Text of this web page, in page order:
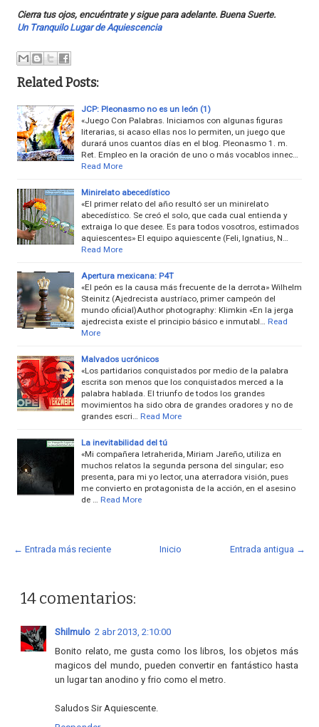
Cierra tus ojos, encuéntrate y sigue para adelante. Buena Suerte.
Un Tranquilo Lugar de Aquiescencia
Related Posts:
JCP: Pleonasmo no es un león (1)
«Juego Con Palabras. Iniciamos con algunas figuras
literarias, si acaso ellas nos lo permiten, un juego que
durará unos cuantos días en el blog. Pleonasmo 1. m.
Ret. Empleo en la oración de uno o más vocablos innec…
Read More
Minirelato abecedístico
«El primer relato del año resultó ser un minirelato
abecedístico. Se creó el solo, que cada cual entienda y
extraiga lo que desee. Es para todos vosotros, estimados
aquiescentes» El equipo aquiescente (Feli, Ignatius, N…
Read More
Apertura mexicana: P4T
«El peón es la causa más frecuente de la derrota» Wilhelm
Steinitz (Ajedrecista austríaco, primer campeón del
mundo oficial)Author photography: Klimkin «En la jerga
ajedrecista existe el principio básico e inmutabl… Read
More
Malvados ucrónicos
«Los partidarios conquistados por medio de la palabra
escrita son menos que los conquistados merced a la
palabra hablada. El triunfo de todos los grandes
movimientos ha sido obra de grandes oradores y no de
grandes escri… Read More
La inevitabilidad del tú
«Mi compañera letraherida, Miriam Jareño, utiliza en
muchos relatos la segunda persona del singular; eso
presenta, para mi yo lector, una aterradora visión, pues
me convierto en protagonista de la acción, en el asesino
de … Read More
← Entrada más reciente Entrada antigua →
Inicio
14 comentarios:
Shilmulo 2 abr 2013, 2:10:00
Bonito relato, me gusta como los libros, los objetos más
magicos del mundo, pueden convertir en fantástico hasta
un lugar tan anodino y frio como el metro.
Saludos Sir Aquiescente.